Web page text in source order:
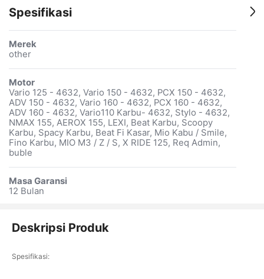
Spesifikasi
Merek
other
Motor
Vario 125 - 4632, Vario 150 - 4632, PCX 150 - 4632,
ADV 150 - 4632, Vario 160 - 4632, PCX 160 - 4632,
ADV 160 - 4632, Vario110 Karbu- 4632, Stylo - 4632,
NMAX 155, AEROX 155, LEXI, Beat Karbu, Scoopy
Karbu, Spacy Karbu, Beat Fi Kasar, Mio Kabu / Smile,
Fino Karbu, MIO M3 / Z / S, X RIDE 125, Req Admin,
buble
Masa Garansi
12 Bulan
Deskripsi Produk
Spesifikasi: